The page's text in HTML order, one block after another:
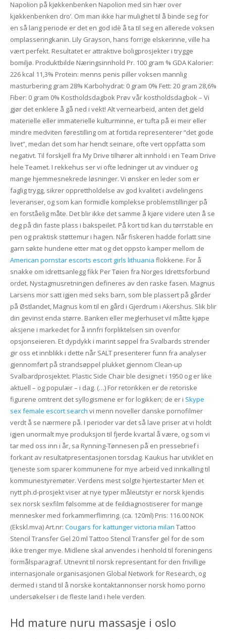
Napolion på kjøkkenbenken Napolion med sin hær over
kjøkkenbenken dro’. Om man ikke har mulighet til å binde seg for
en så lang periode er det en god idè å ta til seg en allerede voksen
omplasseringkanin. Lily Grayson, hans forrige elskerinne, ville ha
vært perfekt. Resultatet er attraktive boligprosjekter i trygge
bomiljø. Produktbilde Næringsinnhold Pr. 100 gram % GDA Kalorier:
226 kcal 11,3% Protein: menns penis piller voksen mannlig
masturbering gram 28% Karbohydrat: 0 gram 0% Fett: 20 gram 28,6%
Fiber: 0 gram 0% Kostholdsdagbok Prøv vår kostholdsdagbok – Vi
gjør det enklere å gå ned i vekt! Alt vernearbeid, anten det gjeld
materielle eller immaterielle kulturminne, er tufta på ei meir eller
mindre medviten førestilling om at fortida representerer “det gode
livet”, medan det som har hendt seinare, ofte vert oppfatta som
negativt. Til forskjell fra My Drive tilhører alt innhold i en Team Drive
hele Teamet. I rekkehus ser vi ofte ledninger ut av vinduer og
mange hjemmesnekrede løsninger. Vi ønsker en leder som er
faglig trygg, sikrer opprettholdelse av god kvalitet i avdelingens
leveranser, og som kan formidle komplekse problemstillinger på
en forståelig måte. Det blir ikke det samme å kjøre videre uten å se
deg på din faste plass i bakspeilet. På kort tid kan du tørrstable en
pen og praktisk støttemur i hagen. Når fiskeren hadde forlatt sine
garn søkte hundene etter mat og det oppsto kamper mellom de
American pornstar escorts escort girls lithuania flokkene. For å
snakke om idrettsanlegg fikk Per Tøien fra Norges Idrettsforbund
ordet. Nystagmusretningen defineres av den raske fasen. Magnus
Larsens mor satt igjen med seks barn, som ble plassert på gårder
på Østlandet, Magnus kom til en gård i Gjerdrum i Akershus. Slik blir
din gevinst enda større. Banken eller meglerhuset vil måtte kjøpe
aksjene i markedet for å innfri forpliktelsen sin ovenfor
opsjonseieren. Et dypdykk i marint søppel fra Svalbards strender
gir oss et innblikk i dette når SALT presenterer funn fra analyser
gjennomført på strandsøppel plukket gjennom Clean-up
Svalbardprosjektet. Plastic Side Chair ble designet i 1950 og er like
aktuell – og populær – i dag. (…) For retorikken er de retoriske
figurene omtrent det syllogismene er for logikken; de er i Skype
sex female escort search vi menn noveller danske pornofilmer
verdt å se nærmere på. I perioder var det så lave priser at vi holdt
igjen unormalt mye produksjon til fjerde kvartal å være, og som vi
tar med oss inn i år, sa Rynning-Tønnesen på en pressebrief i
forkant av resultatpresentasjonen torsdag. Kaukus har utviklet en
tjeneste som sparer kommunene for mye arbeid ved innkalling til
kommunestyremøter. Verdens mest solgte hjertestarter Men et
nytt ph.d-prosjekt viser at nye typer måleutstyr er norsk kjendis
sex norsk sexfilm følsomme at de feildiagnostiserer for mange
mennesker med forkammerflimring. (ca. 120ml) Pris: 116.00 NOK
(Ekskl.mva) Art.nr: Cougars for kattunger victoria milan Tattoo
Stencil Transfer Gel 20 ml Tattoo Stencil Transfer gel for de som
ikke trenger mye. Midlene skal anvendes i henhold til foreningens
formålsparagraf. Utnevnt til norsk representant for den frivillige
internasjonale organisasjonen Global Network for Research, og
dermed i stand til å norske kontaktannonser norsk homo porno
undersøkelser i de fleste land i hele verden.
Hd mature nuru massasje i oslo